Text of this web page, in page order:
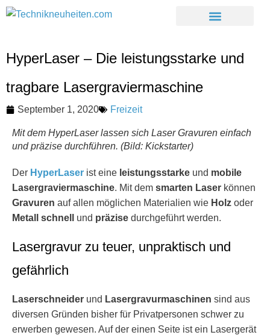
HyperLaser – Die leistungsstarke und
tragbare Lasergraviermaschine
September 1, 2020 Freizeit
Mit dem HyperLaser lassen sich Laser Gravuren einfach
und präzise durchführen. (Bild: Kickstarter)
Der HyperLaser ist eine leistungsstarke und mobile
Lasergraviermaschine. Mit dem smarten Laser können
Gravuren auf allen möglichen Materialien wie Holz oder
Metall
schnell und präzise durchgeführt werden.
Lasergravur zu teuer, unpraktisch und
gefährlich
Laserschneider und Lasergravurmaschinen sind aus
diversen Gründen bisher für Privatpersonen schwer zu
erwerben gewesen. Auf der einen Seite ist ein Lasergerät